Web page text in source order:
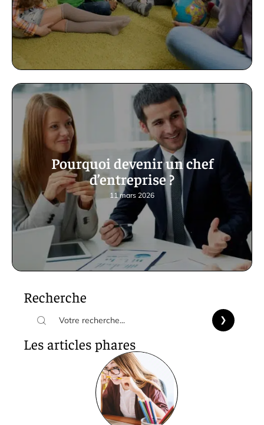
Pourquoi devenir un chef
d’entreprise ?
11 mars 2026
Recherche
Les articles phares